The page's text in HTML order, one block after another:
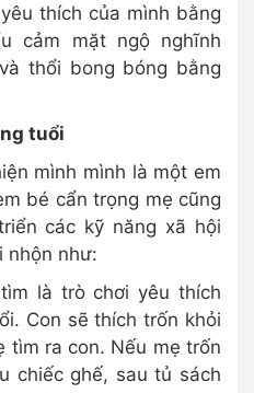
thích của mình bằng
cảm mặt ngộ nghĩnh
thổi bong bóng bằng
tuổi
mình mình là một em
bé cẩn trọng mẹ cũng
các kỹ năng xã hội
nhộn như:
là trò chơi yêu thích
Con sẽ thích trốn khỏi
tìm ra con. Nếu mẹ trốn
chiếc ghế, sau tủ sách